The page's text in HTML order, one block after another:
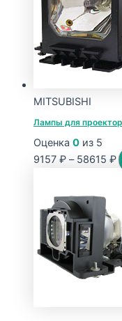
MITSUBISHI
Лампы для
Оценка 0 из 5
9157 ₽ – 58615 ₽